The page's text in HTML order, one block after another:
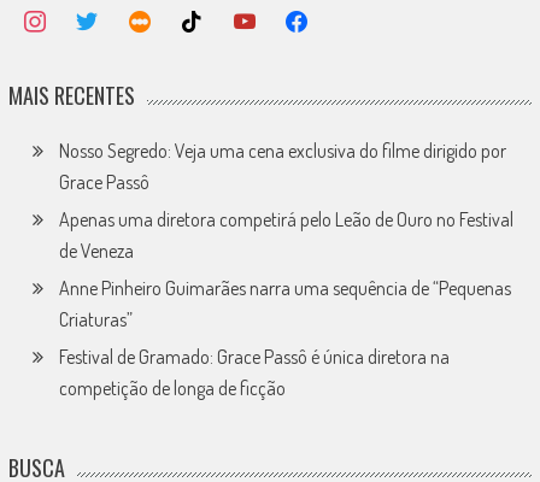
MAIS RECENTES
Nosso Segredo: Veja uma cena exclusiva do filme dirigido por
Grace Passô
Apenas uma diretora competirá pelo Leão de Ouro no Festival
de Veneza
Anne Pinheiro Guimarães narra uma sequência de “Pequenas
Criaturas”
Festival de Gramado: Grace Passô é única diretora na
competição de longa de ficção
BUSCA